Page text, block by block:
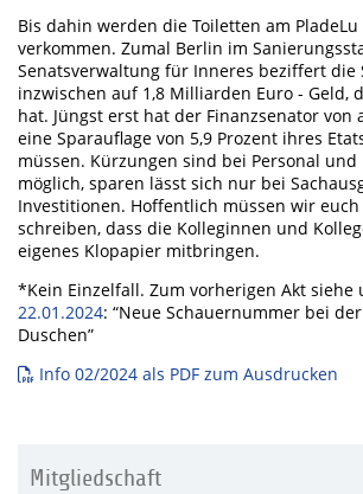
Bis dahin werden die Toiletten am
verkommen. Zumal Berlin im
Senatsverwaltung für Inneres beziffert die
inzwischen auf 1,8 Milliarden Euro - Geld,
hat. Jüngst erst hat der Finanzsenator von
eine Sparauflage von 5,9 Prozent ihres
müssen. Kürzungen sind bei Personal
möglich, sparen lässt sich nur bei
Investitionen. Hoffentlich müssen wir
schreiben, dass die Kolleginnen und
eigenes Klopapier mitbringen.
*Kein Einzelfall. Zum vorherigen Akt siehe
22.01.2024: “Neue Schauernummer bei
Duschen”
Info 02/2024 als PDF zum Ausdrucken
Mitgliedschaft